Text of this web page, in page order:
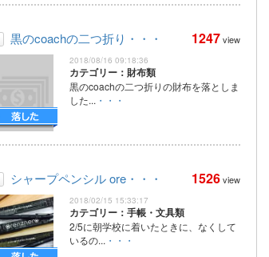
黒のcoachの二つ折り・・・ 1247view
2018/08/16 09:18:36
カテゴリー：財布類
黒のcoachの二つ折りの財布を落としま
した... ・・・
シャープペンシル ore・・・ 1526view
2018/02/15 15:33:17
カテゴリー：手帳・文具類
2/5に朝学校に着いたときに、なくして
いるの... ・・・